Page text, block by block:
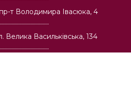
т Володимира Івасюка, 4
Велика Васильківська, 134